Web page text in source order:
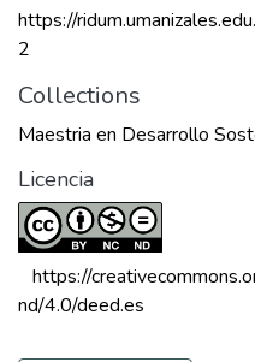
https://
2
Collections
Maestria en Desarrollo
Licencia
https://
nd/4.0/deed.es